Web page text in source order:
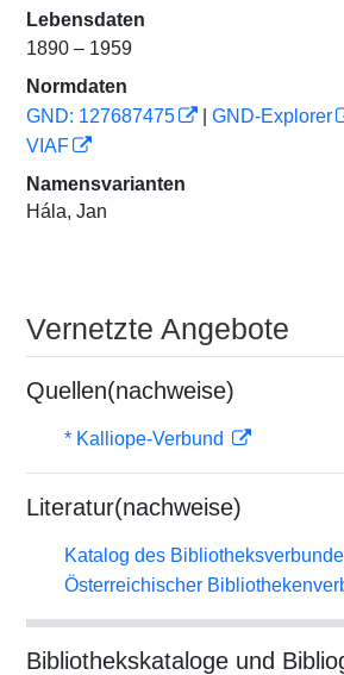
Lebensdaten
1890 – 1959
Normdaten
GND: 127687475
GND-Explorer
VIAF
Namensvarianten
Hála, Jan
Vernetzte Angebote
Quellen(nachweise)
* Kalliope-Verbund
Literatur(nachweise)
Katalog des
Österreichischer
Bibliothekskataloge und